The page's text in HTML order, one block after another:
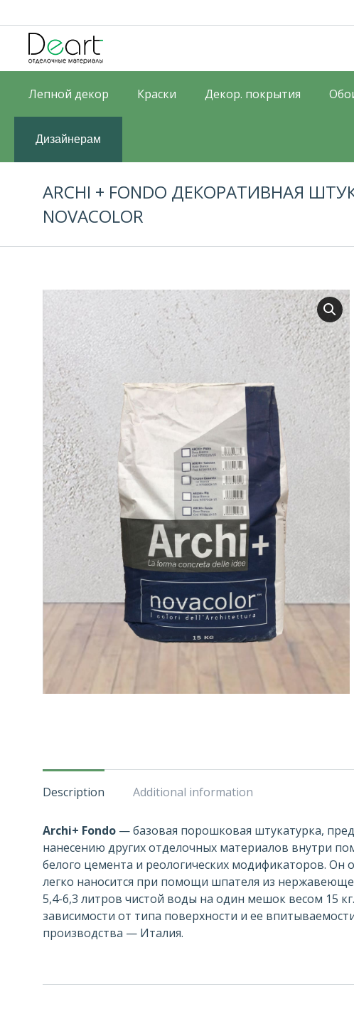
Лепной декор Краски Декор. покрытия
Дизайнерам
ARCHI + FONDO ДЕКОРАТИВНАЯ
NOVACOLOR
Description Additional information
Archi+ Fondo — базовая порошковая штукатурка,
нанесению других отделочных материалов внутри
белого цемента и реологических модификаторов.
легко наносится при помощи шпателя из
5,4-6,3 литров чистой воды на один мешок весом 15
зависимости от типа поверхности и ее
производства — Италия.